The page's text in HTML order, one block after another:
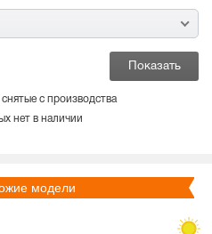
с производства
нет в наличии
модели